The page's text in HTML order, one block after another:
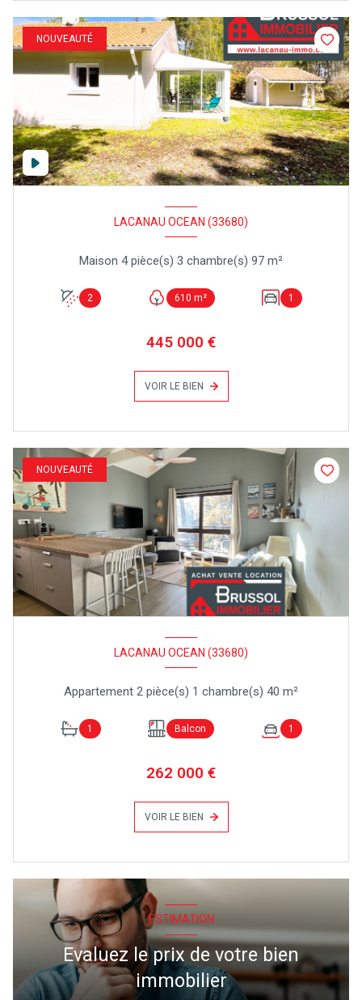
NOUVEAUTÉ
LACANAU OCEAN (33680)
Maison 4 pièce(s) 3 chambre(s) 97 m²
2 610 m² 1
445 000 €
VOIR LE BIEN
NOUVEAUTÉ
LACANAU OCEAN (33680)
Appartement 2 pièce(s) 1 chambre(s) 40 m²
1 Balcon 1
262 000 €
VOIR LE BIEN
ESTIMATION
Evaluez le prix de votre bien
immobilier